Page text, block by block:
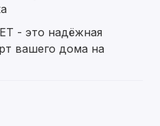
- это надёжная
вашего дома на